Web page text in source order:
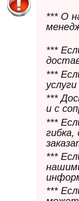
*** О
***
***
***
и с
***
***
***